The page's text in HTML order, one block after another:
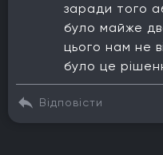
заради того
було майже
цього нам не
було це
Відповісти